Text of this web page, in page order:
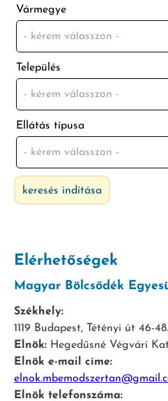
Vármegye
- kérem válasszon -
Település
- kérem válasszon -
Ellátás típusa
- kérem válasszon -
keresés indítása
Elérhetőségek
Magyar Bölcsődék
Székhely:
1119 Budapest, Tétényi út 46-48.
Elnök: Hegedűsné Végvári
Elnök e-mail címe:
Elnök telefonszáma: